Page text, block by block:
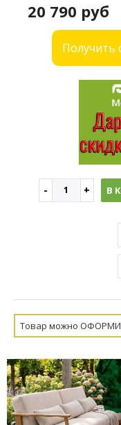
20 790 руб
Получить
В
Товар можно